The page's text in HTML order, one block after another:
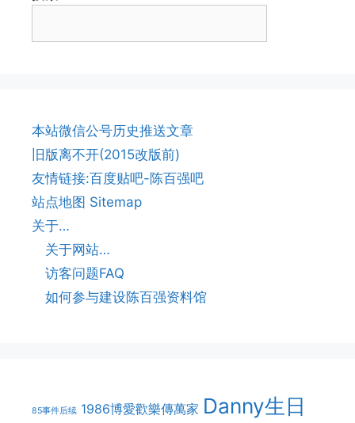
本站微信公号历史推送文章
旧版离不开(2015改版前)
友情链接:百度贴吧-陈百强吧
站点地图 Sitemap
关于…
关于网站…
访客问题FAQ
如何参与建设陈百强资料馆
85事件后续 1986博愛歡樂傳萬家 Danny生日